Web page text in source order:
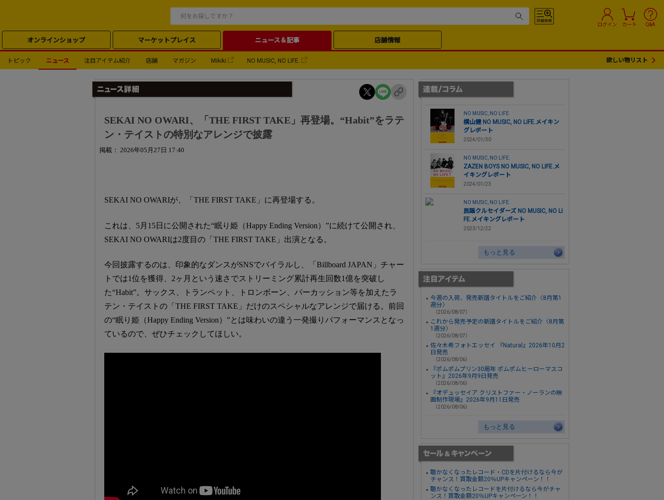
ログイン カート Q&A
オンラインショップ マーケットプレイス ニュース＆記事 店舗情報
トピック ニュース 注目アイテム紹介 店舗 マガジン Mikiki NO MUSIC, NO LIFE. 欲しい物リスト
SEKAI NO OWARI、「THE FIRST TAKE」再登場。“Habit”をラテ
ン・テイストの特別なアレンジで披露
掲載： 2026年05月27日 17:40
SEKAI NO OWARIが、「THE FIRST TAKE」に再登場する。
これは、5月15日に公開された“眠り姫（Happy Ending Version）”に続けて公開され、
SEKAI NO OWARIは2度目の「THE FIRST TAKE」出演となる。
今回披露するのは、印象的なダンスがSNSでバイラルし、「Billboard JAPAN」チャー
トでは1位を獲得、2ヶ月という速さでストリーミング累計再生回数1億を突破し
た“Habit”。サックス、トランペット、トロンボーン、パーカッション等を加えたラ
テン・テイストの「THE FIRST TAKE」だけのスペシャルなアレンジで届ける。前回
の“眠り姫（Happy Ending Version）”とは味わいの違う一発撮りパフォーマンスとなっ
ているので、ぜひチェックしてほしい。
NO MUSIC, NO LIFE.
横山健 NO MUSIC, NO LIFE.メイキン
グレポート
2024/01/30
NO MUSIC, NO LIFE.
ZAZEN BOYS NO MUSIC, NO LIFE.メ
イキングレポート
2024/01/23
NO MUSIC, NO LIFE.
民謡クルセイダーズ NO MUSIC, NO LI
FE.メイキングレポート
2023/12/22
もっと見る
今週の入荷、発売新譜タイトルをご紹介〈8月第1
週分〉
（2026/08/07）
これから発売予定の新譜タイトルをご紹介〈8月第
1週分〉
（2026/08/07）
佐々木希フォトエッセイ 『Natural』2026年10月2
日発売
（2026/08/06）
『ポムポムプリン30周年 ポムポムヒーローマスコ
ット』2026年9月9日発売
（2026/08/06）
『オデュッセイア クリストファー・ノーランの映
画制作現場』2026年9月11日発売
（2026/08/06）
もっと見る
聴かなくなったレコード・CDを片付けるなら今が
チャンス！買取金額20％UPキャンペーン！！
聴かなくなったレコードを片付けるなら今がチャ
ンス！買取金額20％UPキャンペーン！！